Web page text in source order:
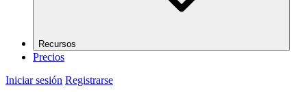
Recursos
Precios
Iniciar sesión Registrarse